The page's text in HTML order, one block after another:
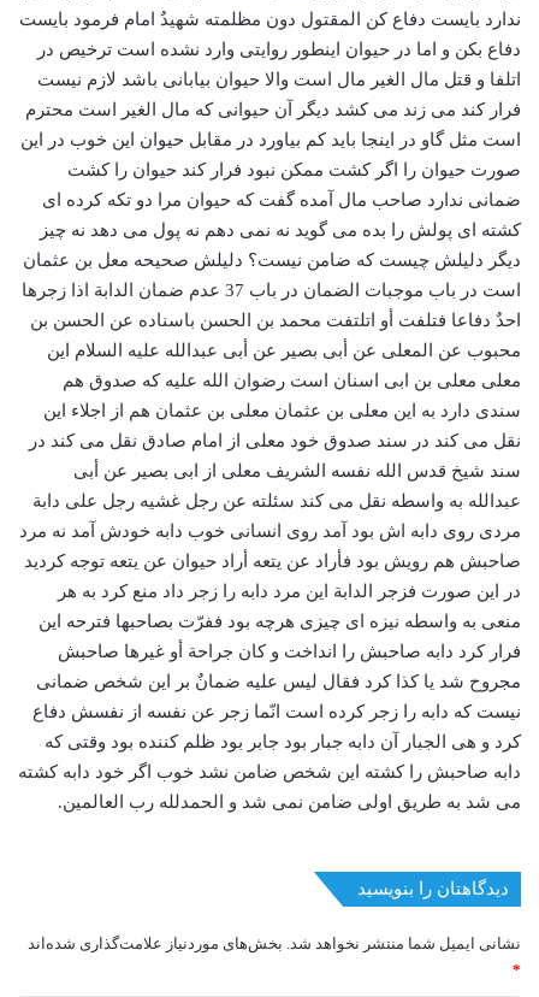
ندارد بایست دفاع کن المقتول دون مظلمته شهیدٌ امام فرمود بایست
دفاع بکن و اما در حیوان اینطور روایتی وارد نشده است ترخیص در
اتلفا و قتل مال الغیر مال است والا حیوان بیابانی باشد لازم نیست
فرار کند می زند می کشد دیگر آن حیوانی که مال الغیر است محترم
است مثل گاو در اینجا باید کم بیاورد در مقابل حیوان این خوب در این
صورت حیوان را اگر کشت ممکن نبود فرار کند حیوان را کشت
ضمانی ندارد صاحب مال آمده گفت که حیوان مرا دو تکه کرده ای
کشته ای پولش را بده می گوید نه نمی دهم نه پول می دهد نه چیز
دیگر دلیلش چیست که ضامن نیست؟ دلیلش صحیحه معل بن عثمان
است در باب موجبات الضمان در باب 37 عدم ضمان الدابة اذا زجرها
احدٌ دفاعا فتلفت أو اتلتفت محمد بن الحسن باسناده عن الحسن بن
محبوب عن المعلی عن أبی بصیر عن أبی عبدالله علیه السلام این
معلی معلی بن ابی اسنان است رضوان الله علیه که صدوق هم
سندی دارد به این معلی بن عثمان معلی بن عثمان هم از اجلاء این
نقل می کند در سند صدوق خود معلی از امام صادق نقل می کند در
سند شیخ قدس الله نفسه الشریف معلی از ابی بصیر عن أبی
عبدالله به واسطه نقل می کند سئلته عن رجل غشیه رجل علی دابة
مردی روی دابه اش بود آمد روی انسانی خوب دابه خودش آمد نه مرد
صاحبش هم رویش بود فأراد عن یتعه أراد حیوان عن یتعه توجه کردید
در این صورت فزجر الدابة این مرد دابه را زجر داد منع کرد به هر
منعی به واسطه نیزه ای چیزی هرچه بود ففرّت بصاحبها فترحه این
فرار کرد دابه صاحبش را انداخت و کان جراحة أو غیرها صاحبش
مجروح شد یا کذا کرد فقال لیس علیه ضمانٌ بر این شخص ضمانی
نیست که دابه را زجر کرده است انّما زجر عن نفسه از نفسش دفاع
کرد و هی الجبار آن دابه جبار بود جابر بود ظلم کننده بود وقتی که
دابه صاحبش را کشته این شخص ضامن نشد خوب اگر خود دابه کشته
می شد به طریق اولی ضامن نمی شد و الحمدلله رب العالمین.
دیدگاهتان را بنویسید
نشانی ایمیل شما منتشر نخواهد شد. بخش‌های موردنیاز علامت‌گذاری شده‌اند
*